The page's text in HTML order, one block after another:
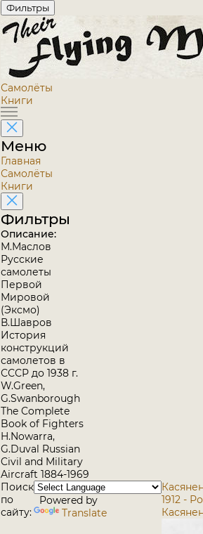
Фильтры
Самолёты
Книги
Меню
Главная
Самолёты
Книги
Фильтры
Описание:
М.Маслов
Русские
самолеты
Первой
Мировой
(Эксмо)
В.Шавров
История
конструкций
самолетов в
СССР до 1938 г.
W.Green,
G.Swanborough
The Complete
Book of Fighters
H.Nowarra,
G.Duval Russian
Civil and Military
Aircraft 1884-1969
Поиск
по
сайту:
Powered by
Translate
1912 -